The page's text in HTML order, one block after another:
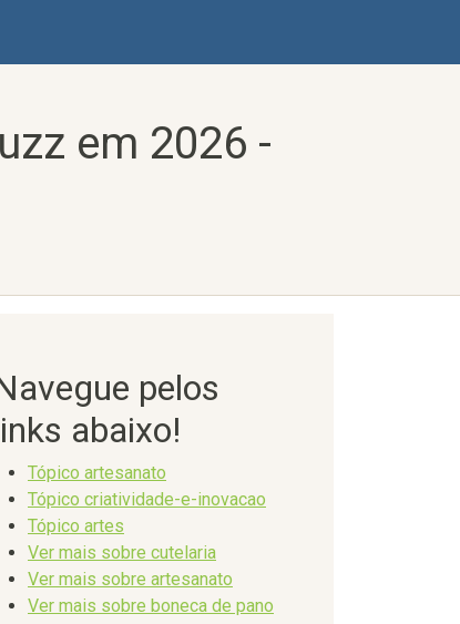
em 2026 -
pelos
abaixo!
Tópico artesanato
Tópico criatividade-e-inovacao
Tópico artes
Ver mais sobre cutelaria
Ver mais sobre artesanato
Ver mais sobre boneca de pano